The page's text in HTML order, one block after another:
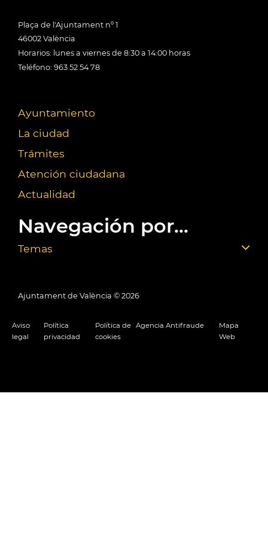
Plaça de l'Ajuntament nº 1
46002 València
Horarios: lunes a viernes de 8:30 a 14:00 horas
Teléfono: 963 52 54 78
Ayuntamiento
La ciudad
Trámites
Atención ciudadana
Actualidad
Navegación por...
Temas
Ajuntament de València © 2026
Aviso
legal
Política
privacidad
Política de
cookies
Agencia Antifraude
Mapa
Web